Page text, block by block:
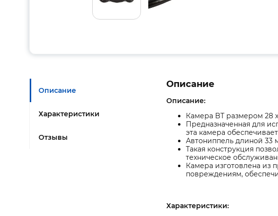
Описание
Характеристики
Отзывы
Описание
Описание:
Камера BT размером 28
Предназначенная для
эта камера
Автониппель длиной 33
Такая конструкция
техническое
Камера изготовлена из
повреждениям,
Характеристики: